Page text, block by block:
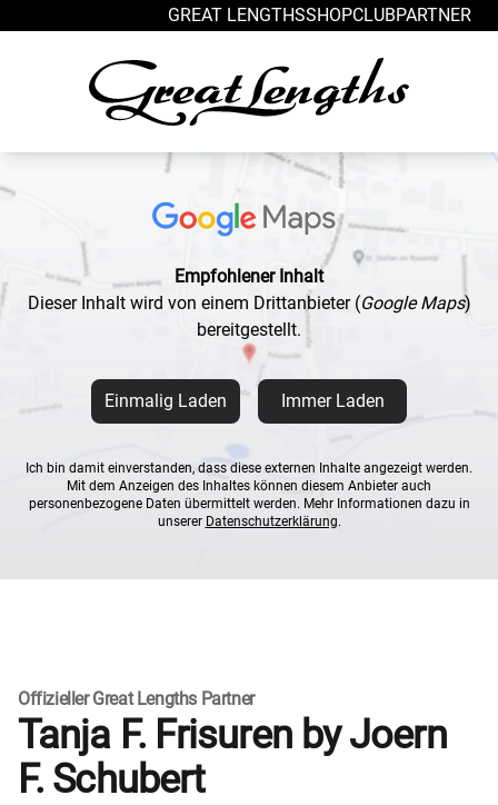
GREAT LENGTHSSHOPCLUBPARTNER
Empfohlener Inhalt
Dieser Inhalt wird von einem Drittanbieter (Google Maps)
bereitgestellt.
Einmalig Laden Immer Laden
Ich bin damit einverstanden, dass diese externen Inhalte angezeigt werden.
Mit dem Anzeigen des Inhaltes können diesem Anbieter auch
personenbezogene Daten übermittelt werden. Mehr Informationen dazu in
unserer Datenschutzerklärung.
Offizieller Great Lengths Partner
Tanja F. Frisuren by Joern
F. Schubert